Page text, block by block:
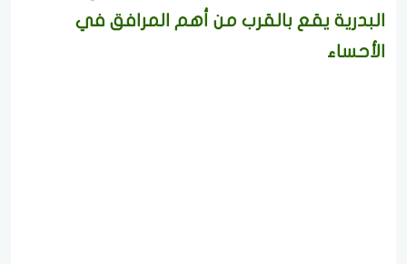
البدرية يقع بالقرب من أهم المرافق في
الأحساء